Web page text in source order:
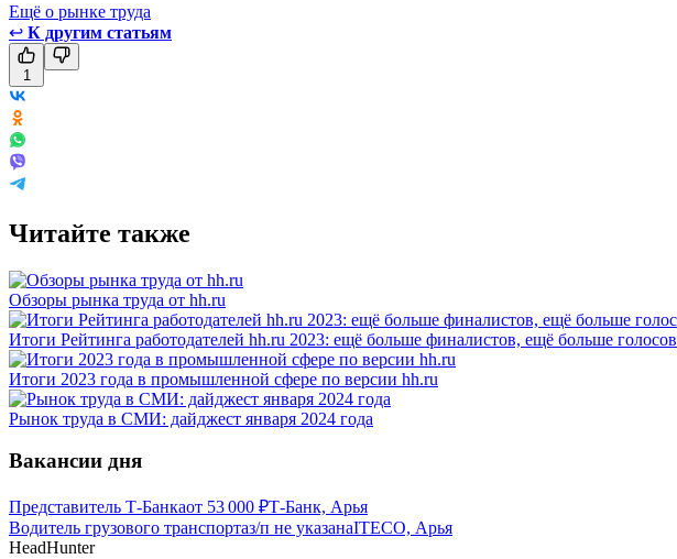
Ещё о рынке труда
↩ К другим статьям
1
Читайте также
Обзоры рынка труда от hh.ru
Итоги Рейтинга работодателей hh.ru 2023: ещё больше финалистов, ещё больше голосов
Итоги 2023 года в промышленной сфере по версии hh.ru
Рынок труда в СМИ: дайджест января 2024 года
Вакансии дня
Представитель Т-Банкаот 53 000 ₽Т-Банк, Арья
Водитель грузового транспортаз/п не указанаITECO, Арья
HeadHunter